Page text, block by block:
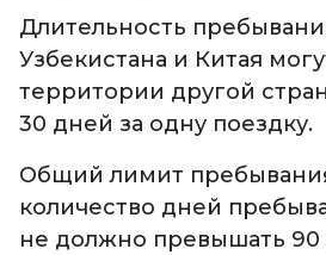
Длительность
Узбекистана и Китая
территории другой
30 дней за одну поездку.
Общий лимит
количество дней
не должно превышать 90